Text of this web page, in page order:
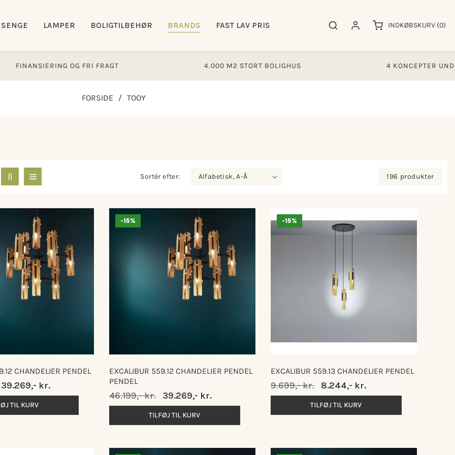
SENGE LAMPER BOLIGTILBEHØR BRANDS FAST LAV PRIS SøgeresultaterLog ind INDKØBSKURV (0)
varer
OG FRI FRAGT 4.000 M2 STORT BOLIGHUS 4 KONCEPTER UNDER SAMME
FORSIDE / TOOY
Sortér efter: 196 produkter
CHANDELIER PENDEL
Udsalgspris
39.269,- kr.
TIL KURV
-15%
EXCALIBUR 559.12 CHANDELIER PENDEL
PENDEL
Normalpris
46.199,- kr. Udsalgspris
39.269,- kr.
TILFØJ TIL KURV
-15%
EXCALIBUR 559.13 CHANDELIER PENDEL
Normalpris
9.699,- kr. Udsalgspris
8.244,- kr.
TILFØJ TIL KURV